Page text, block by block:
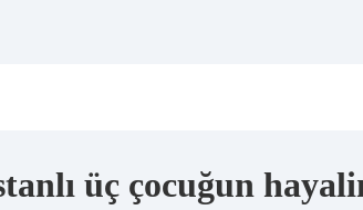
üç çocuğun